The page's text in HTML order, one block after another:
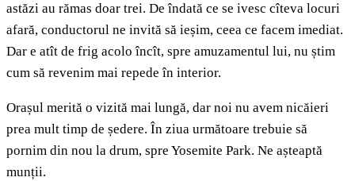
astăzi au rămas doar trei. De îndată ce se ivesc cîteva locuri
afară, conductorul ne invită să ieșim, ceea ce facem imediat.
Dar e atît de frig acolo încît, spre amuzamentul lui, nu știm
cum să revenim mai repede în interior.
Orașul merită o vizită mai lungă, dar noi nu avem nicăieri
prea mult timp de ședere. În ziua următoare trebuie să
pornim din nou la drum, spre Yosemite Park. Ne așteaptă
munții.